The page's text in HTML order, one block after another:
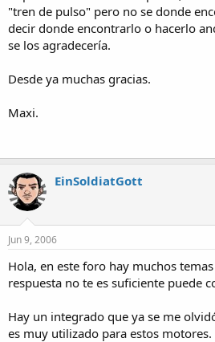
"tren de pulso" pero no se donde
decir donde encontrarlo o hacerlo
se los agradecería.
Desde ya muchas gracias.
Maxi.
EinSoldiatGott
Jun 9, 2006
Hola, en este foro hay muchos
respuesta no te es suficiente puede
Hay un integrado que ya se me
es muy utilizado para estos motores.